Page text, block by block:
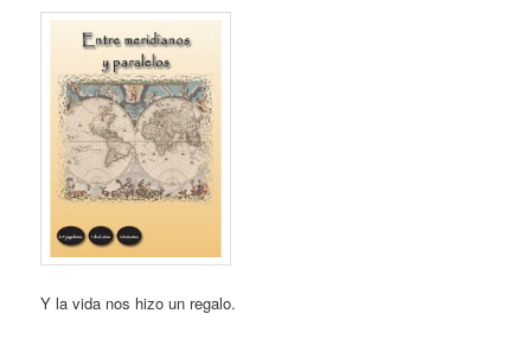
Y la vida nos hizo un regalo.